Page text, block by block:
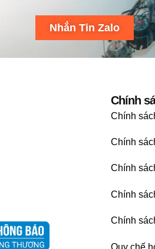
Nhắn Tin Zalo
Chính
Chính
Chính
Chính
Chính
Chính
Quy chế